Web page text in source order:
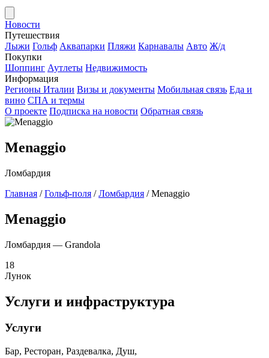
Новости
Путешествия
Лыжи Гольф Аквапарки Пляжи Карнавалы Авто Ж/д
Покупки
Шоппинг Аутлеты Недвижимость
Информация
Регионы Италии Визы и документы Мобильная связь Еда и
вино СПА и термы
О проекте Подписка на новости Обратная связь
Menaggio
Ломбардия
Главная / Гольф-поля / Ломбардия / Menaggio
Menaggio
Ломбардия — Grandola
18
Лунок
Услуги и инфраструктура
Услуги
Бар, Ресторан, Раздевалка, Душ,